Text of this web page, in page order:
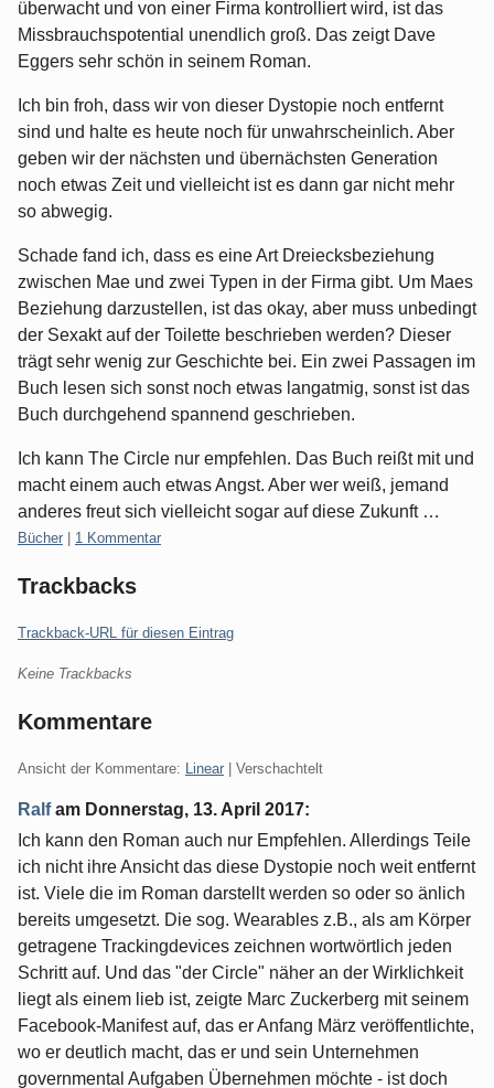
überwacht und von einer Firma kontrolliert wird, ist das
Missbrauchspotential unendlich groß. Das zeigt Dave
Eggers sehr schön in seinem Roman.
Ich bin froh, dass wir von dieser Dystopie noch entfernt
sind und halte es heute noch für unwahrscheinlich. Aber
geben wir der nächsten und übernächsten Generation
noch etwas Zeit und vielleicht ist es dann gar nicht mehr
so abwegig.
Schade fand ich, dass es eine Art Dreiecksbeziehung
zwischen Mae und zwei Typen in der Firma gibt. Um Maes
Beziehung darzustellen, ist das okay, aber muss unbedingt
der Sexakt auf der Toilette beschrieben werden? Dieser
trägt sehr wenig zur Geschichte bei. Ein zwei Passagen im
Buch lesen sich sonst noch etwas langatmig, sonst ist das
Buch durchgehend spannend geschrieben.
Ich kann The Circle nur empfehlen. Das Buch reißt mit und
macht einem auch etwas Angst. Aber wer weiß, jemand
anderes freut sich vielleicht sogar auf diese Zukunft …
Kategorien:
Bücher 1 Kommentar
Trackbacks
Trackback-URL für diesen Eintrag
Keine Trackbacks
Kommentare
Ansicht der Kommentare: Linear | Verschachtelt
Ralfam Donnerstag, 13. April 2017:
Ich kann den Roman auch nur Empfehlen. Allerdings Teile
ich nicht ihre Ansicht das diese Dystopie noch weit entfernt
ist. Viele die im Roman darstellt werden so oder so änlich
bereits umgesetzt. Die sog. Wearables z.B., als am Körper
getragene Trackingdevices zeichnen wortwörtlich jeden
Schritt auf. Und das "der Circle" näher an der Wirklichkeit
liegt als einem lieb ist, zeigte Marc Zuckerberg mit seinem
Facebook-Manifest auf, das er Anfang März veröffentlichte,
wo er deutlich macht, das er und sein Unternehmen
governmental Aufgaben Übernehmen möchte - ist doch